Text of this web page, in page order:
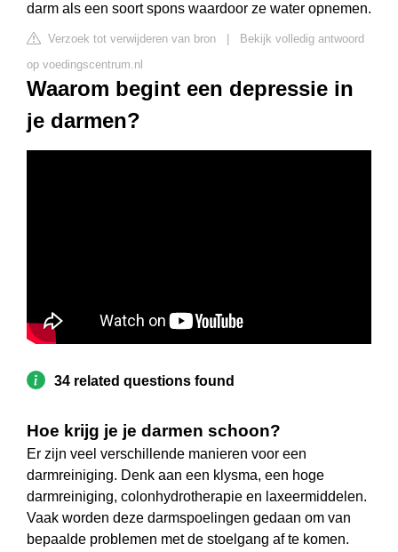
darm als een soort spons waardoor ze water opnemen.
Verzoek tot verwijderen van bron
Bekijk volledig antwoord
op voedingscentrum.nl
Waarom begint een depressie in
je darmen?
34 related questions found
Hoe krijg je je darmen schoon?
Er zijn veel verschillende manieren voor een
darmreiniging. Denk aan een klysma, een hoge
darmreiniging, colonhydrotherapie en laxeermiddelen.
Vaak worden deze darmspoelingen gedaan om van
bepaalde problemen met de stoelgang af te komen.